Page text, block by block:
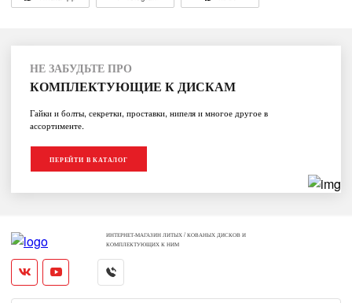
НЕ ЗАБУДЬТЕ ПРО
КОМПЛЕКТУЮЩИЕ К ДИСКАМ
Гайки и болты, секретки, проставки, нипеля и многое другое в
ассортименте.
ПЕРЕЙТИ В КАТАЛОГ
ИНТЕРНЕТ-МАГАЗИН ЛИТЫХ / КОВАНЫХ ДИСКОВ И
КОМПЛЕКТУЮЩИХ К НИМ